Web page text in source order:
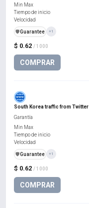
$ 0.62 / 1000
COMPRAR
Min Max
Tiempo de inicio
Velocidad
️🛡️Guarantee +1
South Korea traffic from Twitter
$ 0.62 / 1000
COMPRAR
Garantía
Min Max
Tiempo de inicio
Velocidad
️🛡️Guarantee +1